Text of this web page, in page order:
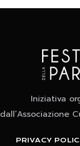
Iniziativa
dall’Associazione
PRIVACY